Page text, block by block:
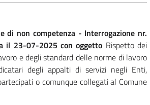
di non competenza - Interrogazione nr.
il 23-07-2025 con oggetto Rispetto dei
e degli standard delle norme di lavoro
degli appalti di servizi negli Enti,
o comunque collegati al Comune